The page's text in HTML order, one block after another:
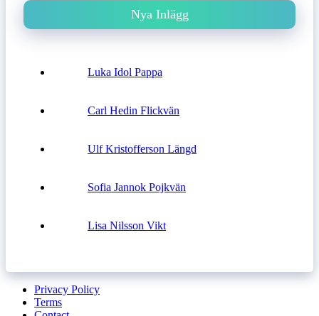
Nya Inlägg
Luka Idol Pappa
Carl Hedin Flickvän
Ulf Kristofferson Längd
Sofia Jannok Pojkvän
Lisa Nilsson Vikt
Privacy Policy
Terms